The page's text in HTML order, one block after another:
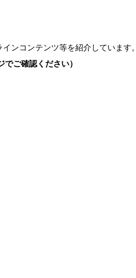
ンコンテンツ等を紹介しています。
ご確認ください）